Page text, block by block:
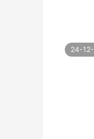
24-